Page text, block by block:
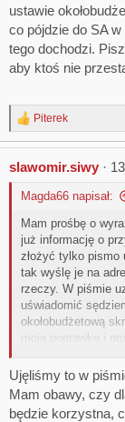
ustawie
co pójdzie do SA
tego dochodzi.
aby ktoś nie
R
e
c
t
Piterek
slawomir.siwy
Magda66 napisał:
Mam prośbę o
już informację o
złożyć tylko pismo
tak wyślę je na
rzeczy. W piśmie
uświadomić
okołobudżetową
moją poprawkę i
"...Nadmieniam
poprzedniej
Ujęliśmy to w
Mam obawy, czy
będzie korzystna,